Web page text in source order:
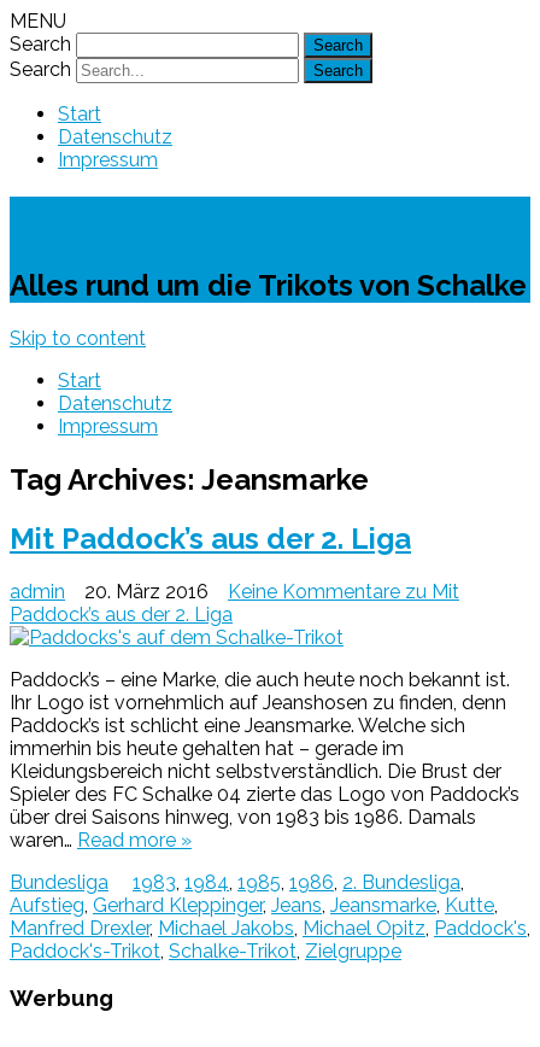
MENU
Search
Search
Start
Datenschutz
Impressum
Alles rund um die Trikots von Schalke
Skip to content
Start
Datenschutz
Impressum
Tag Archives: Jeansmarke
Mit Paddock’s aus der 2. Liga
admin 20. März 2016 Keine Kommentare zu Mit
Paddock’s aus der 2. Liga
Paddock’s – eine Marke, die auch heute noch bekannt ist.
Ihr Logo ist vornehmlich auf Jeanshosen zu finden, denn
Paddock’s ist schlicht eine Jeansmarke. Welche sich
immerhin bis heute gehalten hat – gerade im
Kleidungsbereich nicht selbstverständlich. Die Brust der
Spieler des FC Schalke 04 zierte das Logo von Paddock’s
über drei Saisons hinweg, von 1983 bis 1986. Damals
waren… Read more »
Bundesliga
1983 1984 1985 1986 2. Bundesliga
Aufstieg Gerhard Kleppinger, Jeans Jeansmarke Kutte
Manfred Drexler, Michael Jakobs Michael Opitz Paddock's
Paddock's-Trikot Schalke-Trikot Zielgruppe
Werbung